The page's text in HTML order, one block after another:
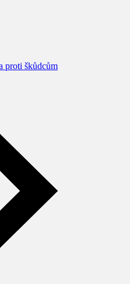
proti škůdcům